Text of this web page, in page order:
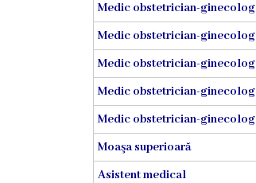
medicina
Medic obstetrician-ginecolog
Medic obstetrician-ginecolog
Medic obstetrician-ginecolog
Medic obstetrician-ginecolog
Medic obstetrician-ginecolog
Moaşa superioară
Asistent medical